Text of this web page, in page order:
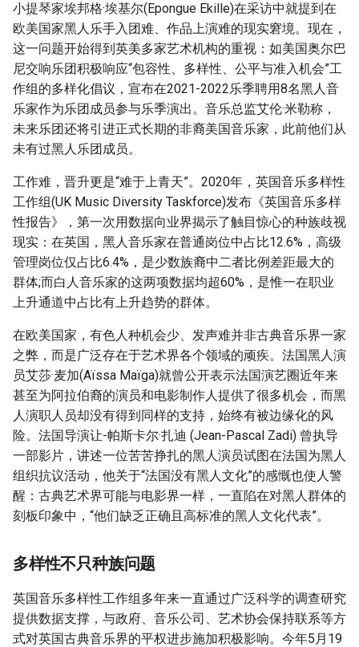
c
h
小提琴家埃邦格·埃基尔(Epongue Ekille)在采访中就提到在
欧美国家黑人乐手入团难、作品上演难的现实窘境。现在，
这一问题开始得到英美多家艺术机构的重视：如美国奥尔巴
尼交响乐团积极响应“包容性、多样性、公平与准入机会”工
作组的多样化倡议，宣布在2021-2022乐季聘用8名黑人音
乐家作为乐团成员参与乐季演出。音乐总监艾伦·米勒称，
未来乐团还将引进正式长期的非裔美国音乐家，此前他们从
未有过黑人乐团成员。
工作难，晋升更是“难于上青天”。2020年，英国音乐多样性
工作组(UK Music Diversity Taskforce)发布《英国音乐多样
性报告》，第一次用数据向业界揭示了触目惊心的种族歧视
现实：在英国，黑人音乐家在普通岗位中占比12.6%，高级
管理岗位仅占比6.4%，是少数族裔中二者比例差距最大的
群体;而白人音乐家的这两项数据均超60%，是惟一在职业
上升通道中占比有上升趋势的群体。
在欧美国家，有色人种机会少、发声难并非古典音乐界一家
之弊，而是广泛存在于艺术界各个领域的顽疾。法国黑人演
员艾莎·麦加(Aïssa Maïga)就曾公开表示法国演艺圈近年来
甚至为阿拉伯裔的演员和电影制作人提供了很多机会，而黑
人演职人员却没有得到同样的支持，始终有被边缘化的风
险。法国导演让-帕斯卡尔·扎迪 (Jean-Pascal Zadi) 曾执导
一部影片，讲述一位苦苦挣扎的黑人演员试图在法国为黑人
组织抗议活动，他关于“法国没有黑人文化”的感慨也使人警
醒：古典艺术界可能与电影界一样，一直陷在对黑人群体的
刻板印象中，“他们缺乏正确且高标准的黑人文化代表”。
多样性不只种族问题
英国音乐多样性工作组多年来一直通过广泛科学的调查研究
提供数据支撑，与政府、音乐公司、艺术协会保持联系等方
式对英国古典音乐界的平权进步施加积极影响。今年5月19